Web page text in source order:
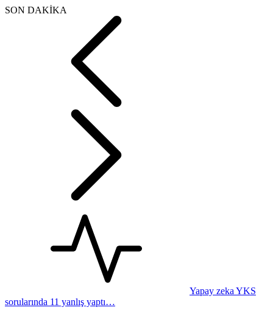
SON DAKİKA
Yapay zeka YKS
sorularında 11 yanlış yaptı…